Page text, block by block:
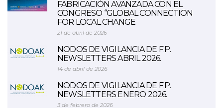
FABRICACIÓN AVANZADA CON EL
CONGRESO “GLOBAL CONNECTION
FOR LOCAL CHANGE
21 de abril de 2026
NODOS DE VIGILANCIA DE F.P.
NEWSLETTERS ABRIL 2026.
14 de abril de 2026
NODOS DE VIGILANCIA DE F.P.
NEWSLETTERS ENERO 2026.
3 de febrero de 2026